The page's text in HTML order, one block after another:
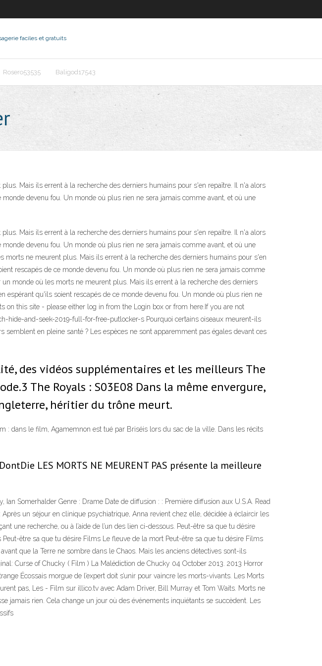
faciles et gratuits
Rosero53535 Baligod17543
Mais ils errent à la recherche des derniers humains pour s'en repaître. Il n'a alors
devenu fou. Un monde où plus rien ne sera jamais comme avant, et où une
Mais ils errent à la recherche des derniers humains pour s'en repaître. Il n'a alors
devenu fou. Un monde où plus rien ne sera jamais comme avant, et où une
ne meurent plus. Mais ils errent à la recherche des derniers humains pour s'en
rescapés de ce monde devenu fou. Un monde où plus rien ne sera jamais comme
monde où les morts ne meurent plus. Mais ils errent à la recherche des derniers
espérant qu'ils soient rescapés de ce monde devenu fou. Un monde où plus rien ne
on this site - please either log in from the Login box or from here.If you are not
and-seek-2019-full-for-free-putlocker-s Pourquoi certains oiseaux meurent-ils
en pleine santé ? Les espèces ne sont apparemment pas égales devant ces
des vidéos supplémentaires et les meilleurs The
The Royals : S03E08 Dans la même envergure,
héritier du trône meurt.
: dans le film, Agamemnon est tué par Briséis lors du sac de la ville. Dans les récits
LES MORTS NE MEURENT PAS présente la meilleure
Somerhalder Genre : Drame Date de diffusion : : Première diffusion aux U.S.A. Read
un séjour en clinique psychiatrique, Anna revient chez elle, décidée à éclaircir les
une recherche, ou à l’aide de l’un des lien ci-dessous. Peut-être sa que tu désire
être sa que tu désire Films Le fleuve de la mort Peut-être sa que tu désire Films
que la Terre ne sombre dans le Chaos. Mais les anciens détectives sont-ils
Curse of Chucky ( Film ) La Malédiction de Chucky 04 October 2013. 2013 Horror
Écossais morgue de l’expert doit s’unir pour vaincre les morts-vivants. Les Morts
pas, Les - Film sur illico.tv avec Adam Driver, Bill Murray et Tom Waits. Morts ne
jamais rien. Cela change un jour où des événements inquiétants se succèdent. Les